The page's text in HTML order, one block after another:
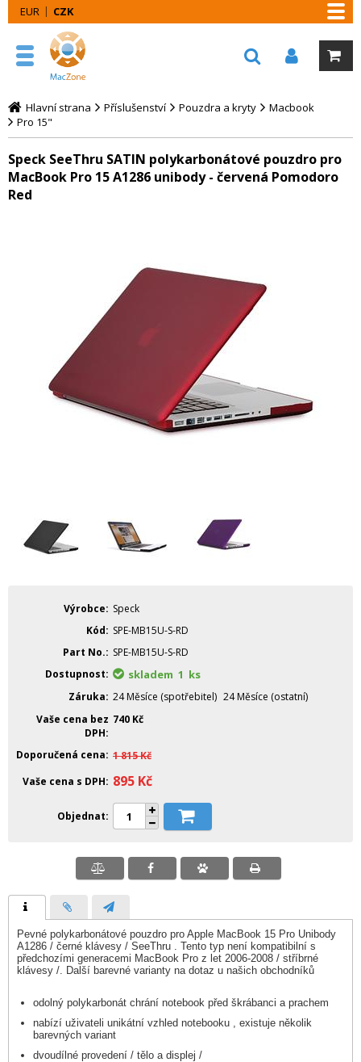
EUR CZK
Hlavní strana Příslušenství Pouzdra a kryty
Macbook
Pro 15"
Speck SeeThru SATIN polykarbonátové pouzdro pro
MacBook Pro 15 A1286 unibody - červená Pomodoro
Red
Výrobce
Speck
Kód
SPE-MB15U-S-RD
Part No.
SPE-MB15U-S-RD
Dostupnost
skladem 1 ks
Záruka 24 Měsíce (spotřebitel) 24 Měsíce (ostatní)
Vaše cena bez
DPH
740 Kč
Doporučená cena 1 815Kč
Vaše cena s DPH
895 Kč
Objednat
Pevné polykarbonátové pouzdro pro Apple MacBook 15 Pro Unibody
A1286 / černé klávesy / SeeThru . Tento typ není kompatibilní s
předchozími generacemi MacBook Pro z let 2006-2008 / stříbrné
klávesy /. Další barevné varianty na dotaz u našich obchodníků
odolný polykarbonát chrání notebook před škrábanci a prachem
nabízí uživateli unikátní vzhled notebooku , existuje několik
barevných variant
dvoudílné provedení / tělo a displej /